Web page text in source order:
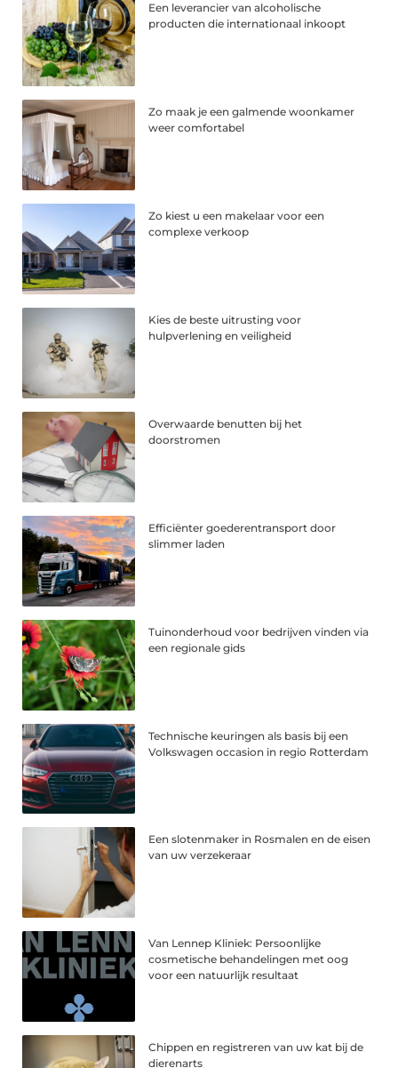
Een leverancier van alcoholische
producten die internationaal inkoopt
Zo maak je een galmende woonkamer
weer comfortabel
Zo kiest u een makelaar voor een
complexe verkoop
Kies de beste uitrusting voor
hulpverlening en veiligheid
Overwaarde benutten bij het
doorstromen
Efficiënter goederentransport door
slimmer laden
Tuinonderhoud voor bedrijven vinden via
een regionale gids
Technische keuringen als basis bij een
Volkswagen occasion in regio Rotterdam
Een slotenmaker in Rosmalen en de eisen
van uw verzekeraar
Van Lennep Kliniek: Persoonlijke
cosmetische behandelingen met oog
voor een natuurlijk resultaat
Chippen en registreren van uw kat bij de
dierenarts